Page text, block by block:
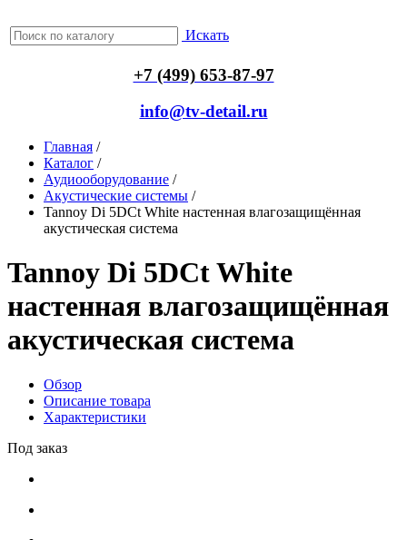
Искать
+7 (499) 653-87-97
info@tv-detail.ru
Главная /
Каталог /
Аудиооборудование /
Акустические системы /
Tannoy Di 5DCt White настенная влагозащищённая
акустическая система
Tannoy Di 5DCt White
настенная влагозащищённая
акустическая система
Обзор
Описание товара
Характеристики
Под заказ